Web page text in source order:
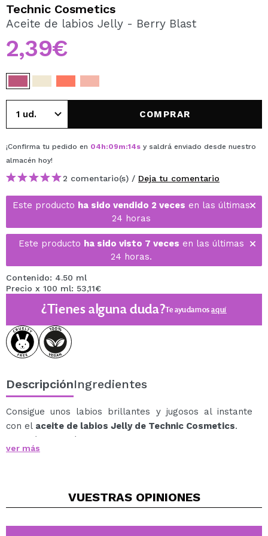
Al crear una cuenta en Maquillalia.com podrás realizar
tus compras rápidamente, revisar el estado de tus
pedidos y consultar tus operaciones anteriores.
Technic Cosmetics
Aceite de labios Jelly - Berry Blast
2,39€
COMPRAR
¡Confirma tu pedido en 04h:09m:14s y saldrá enviado desde nuestro
almacén hoy!
2 comentario(s) / Deja tu comentario
Este producto ha sido vendido 2 veces en las últimas
24 horas
Este producto ha sido visto 7 veces en las últimas
24 horas.
Contenido: 4.50 ml
Precio x 100 ml: 53,11€
¿Tienes alguna duda?Te ayudamosaquí
DescripciónIngredientes
Consigue unos labios brillantes y jugosos al instante
con el aceite de labios Jelly de Technic Cosmetics.
Esta fórmula híbrida de aceite de labios y brillo labial
añade un toque de brillo a tus labios sin sensación
aroma afrutado: elige entre Berry Blast, Peach Fizz,
Ingredientes Clave:
ver más
VUESTRAS OPINIONES